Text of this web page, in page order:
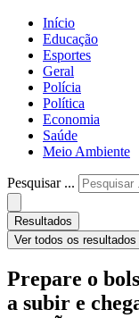
Início
Educação
Esportes
Geral
Polícia
Política
Economia
Saúde
Meio Ambiente
Pesquisar ...
Resultados
Ver todos os resultados
Prepare o
a subir e